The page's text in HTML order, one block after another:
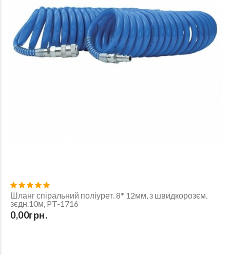
Шланг спіральний поліурет. 8* 12мм, з швидкорозєм.
зєдн.10м, PT-1716
0,00грн.